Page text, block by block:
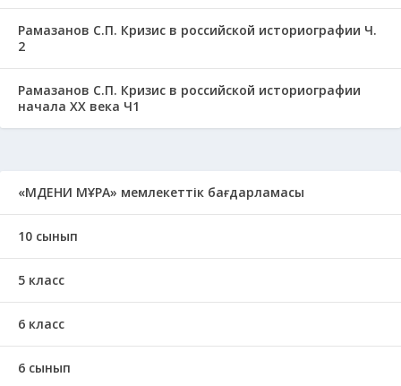
Рамазанов С.П. Кризис в российской историографии Ч.
2
Рамазанов С.П. Кризис в российской историографии
начала ХХ века Ч1
«МӘДЕНИ МҰРА» мемлекеттік бағдарламасы
10 сынып
5 класс
6 класс
6 сынып